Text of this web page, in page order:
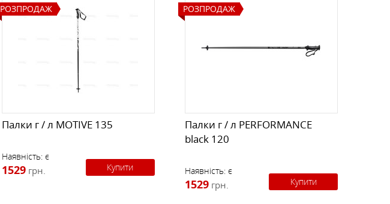
РОЗПРОДАЖ
Палки г / л MOTIVE 135
Наявність: є
1529 грн. Купити
РОЗПРОДАЖ
Палки г / л PERFORMANCE
black 120
Наявність: є
1529 грн. Купити